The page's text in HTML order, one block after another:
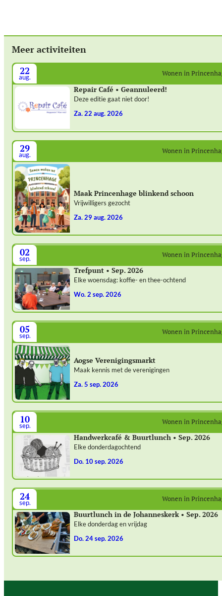
Meer activiteiten
22
aug. Wonen in
Repair Café • Geannuleerd!
Deze editie gaat niet door!
za. 22 aug. 2026
29
aug. Wonen in
Maak Princenhage blinkend schoon
Vrijwilligers gezocht
za. 29 aug. 2026
02
sep. Wonen in
Trefpunt • Sep. 2026
Elke woensdag: koffie- en thee-ochtend
wo. 2 sep. 2026
05
sep. Wonen in
Aogse Verenigingsmarkt
Maak kennis met de verenigingen
za. 5 sep. 2026
10
sep. Wonen in
Handwerkcafé & Buurtlunch • Sep. 2026
Elke donderdagochtend
do. 10 sep. 2026
24
sep. Wonen in
Buurtlunch in de Johanneskerk • Sep. 2026
Elke donderdag en vrijdag
do. 24 sep. 2026